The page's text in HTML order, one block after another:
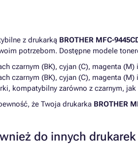
z drukarką BROTHER MFC-
potrzebom. Dostępne modele
czarnym (BK), cyjan (C), magenta
czarnym (BK), cyjan (C), magenta
kompatybilny zarówno z czarnym,
że Twoja drukarka BROTHER
do innych drukarek